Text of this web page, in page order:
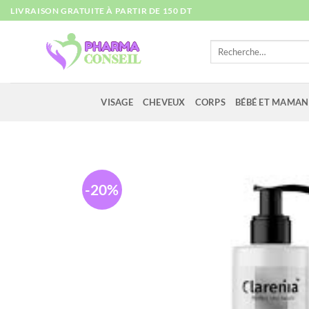
Passer
au
LIVRAISON GRATUITE À PARTIR DE 150 DT
Recherche
VISAGE CHEVEUX CORPS BÉBÉ ET MAMAN
-20%